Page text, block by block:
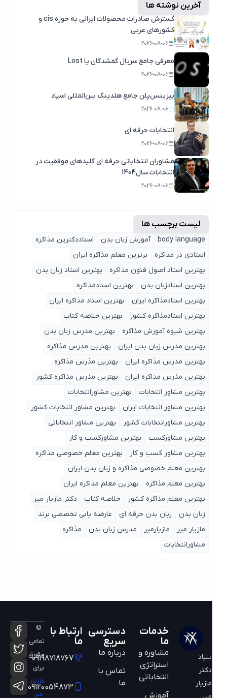
آخرین نوشته ها
گسترش صادرات محصولات ایرانی به حوزه cis و
کشورهای عربی
2026-08-06
معرفی جامع سریال گمشدگان یا Lost
2026-08-06
بیزینس‌پلن جامع هلدینگ بین‌المللی اسپاد
2026-08-06
انتخابات حرفه ای
2026-08-06
مشاوران انتخاباتی حرفه ای کلیدهای موفقیت در
انتخابات سال1404
2026-08-06
لیست برچسب ها
body language آموزش زبان بدن
استاددکترین مذاکره
استادی در مذاکره
برترین معلم مذاکره ایران
بهترین استاد اصول ‌فنون مذاکره
بهترین استاد زبان بدن
بهترین استادزبان بدن
بهترین استادمذاکره
بهترین استادمذاکره ایران
بهترین استاد مذاکره ایران
بهترین استادمذاکره کشور
بهترین خلاصه کتاب
بهترین شیوه آمورش مذاکره
بهترین مدرس زبان بدن
بهترین مدرس زبان بدن ایران
بهترین مدرس مذاکره
بهترین مدرس مذاکره ایران
بهترین مذرس مذاکره
بهترین مذرس مذاکره ایران
بهترین مذرس مذاکره کشور
بهترین مشاور انتخابات
بهترین مشاورانتخابات
بهترین مشاور انتخابات ایران
بهترین مشاور انتخابات کشور
بهترین مشاورانتخابات کشور
بهترین مشاور انتخاباتی
بهترین مشاورکسب
بهترین مشاورکسب و کار
بهترین مشاور کسب و کار
بهترین معلم خصوصی مذاکره
بهترین معلم خصوصی مذاکره و زبان بدن ایران
بهترین معلم مذاکره
بهترین معلم مذاکره ایران
بهترین معلم مذاکره کشور
خلاصه کتاب
دکتر مازیار میر
زبان بدن
زبان بدن حرفه ای
عارضه یابی تخصصی برند
مازیار میر
مازیارمیر مدرس زبان بدن
مذاکره
مشاورانتخابات
مازیار
خدمات
مشاوره و
استراتژی
انتخاباتی
آموزش
دسترسی
سریع
درباره ما
تماس با
ما
ارتباط با
09198718767
09120054873
©
تمامی
حقوق
مازیار